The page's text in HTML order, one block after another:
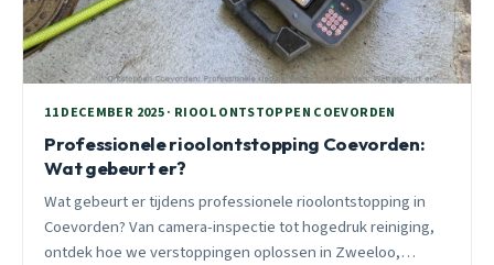
11 DECEMBER 2025 · RIOOL ONTSTOPPEN COEVORDEN
Professionele rioolontstopping Coevorden:
Wat gebeurt er?
Wat gebeurt er tijdens professionele rioolontstopping in
Coevorden? Van camera-inspectie tot hogedruk reiniging,
ontdek hoe we verstoppingen oplossen in Zweeloo,